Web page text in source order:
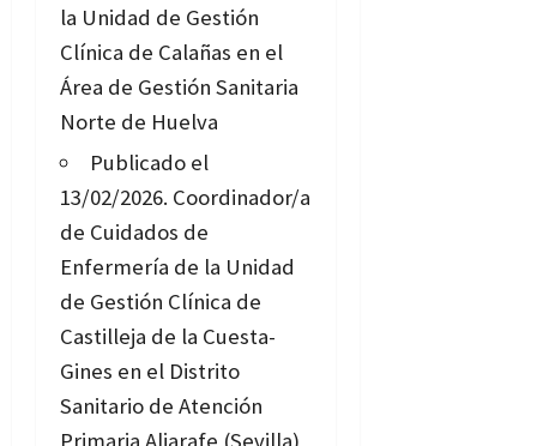
la Unidad de Gestión
Clínica de Calañas en el
Área de Gestión Sanitaria
Norte de Huelva
Publicado el
13/02/2026. Coordinador/a
de Cuidados de
Enfermería de la Unidad
de Gestión Clínica de
Castilleja de la Cuesta-
Gines en el Distrito
Sanitario de Atención